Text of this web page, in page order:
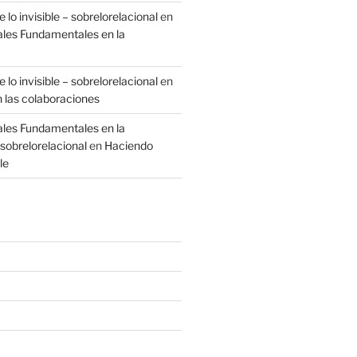
lo invisible – sobrelorelacionalen
Fundamentales en la
lo invisible – sobrelorelacionalen
las colaboraciones
Fundamentales en la
en Haciendo